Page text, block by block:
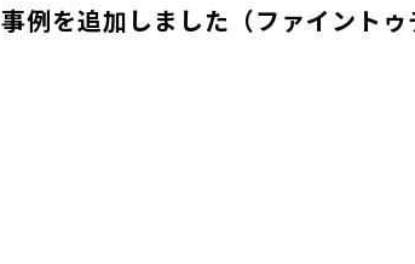
事例を追加しました（ファイントゥ